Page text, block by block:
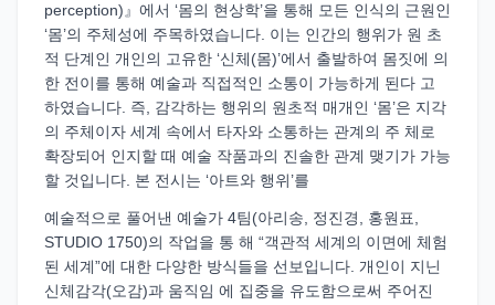
perception)』에서 ‘몸의 현상학’을 통해 모든 인식의 근원인
‘몸’의 주체성에 주목하였습니다. 이는 인간의 행위가 원 초
적 단계인 개인의 고유한 ‘신체(몸)’에서 출발하여 몸짓에 의
한 전이를 통해 예술과 직접적인 소통이 가능하게 된다 고
하였습니다. 즉, 감각하는 행위의 원초적 매개인 ‘몸’은 지각
의 주체이자 세계 속에서 타자와 소통하는 관계의 주 체로
확장되어 인지할 때 예술 작품과의 진솔한 관계 맺기가 가능
할 것입니다. 본 전시는 ‘아트와 행위’를
예술적으로 풀어낸 예술가 4팀(아리송, 정진경, 홍원표,
STUDIO 1750)의 작업을 통 해 “객관적 세계의 이면에 체험
된 세계”에 대한 다양한 방식들을 선보입니다. 개인이 지닌
신체감각(오감)과 움직임 에 집중을 유도함으로써 주어진